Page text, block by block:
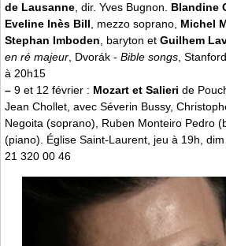
de Lausanne, dir. Yves Bugnon. Blandine
Eveline Inès Bill, mezzo soprano, Michel
Stephan Imboden, baryton et Guilhem
en ré majeur, Dvorák - Bible songs,
à 20h15
– 9 et 12 février : Mozart et Salieri de
Jean Chollet, avec Séverin Bussy,
Negoita (soprano), Ruben Monteiro Pedro
(piano). Église Saint-Laurent, jeu à 19h,
21 320 00 46